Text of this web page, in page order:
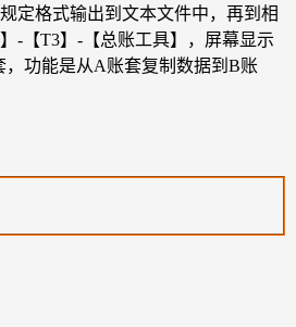
定格式输出到文本文件中，再到相
-【T3】-【总账工具】，屏幕显示
，功能是从A账套复制数据到B账